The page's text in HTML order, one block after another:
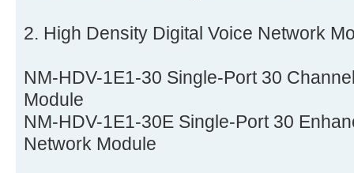
2. High Density Digital Voice Network
NM-HDV-1E1-30 Single-Port 30
Module
NM-HDV-1E1-30E Single-Port 30
Network Module